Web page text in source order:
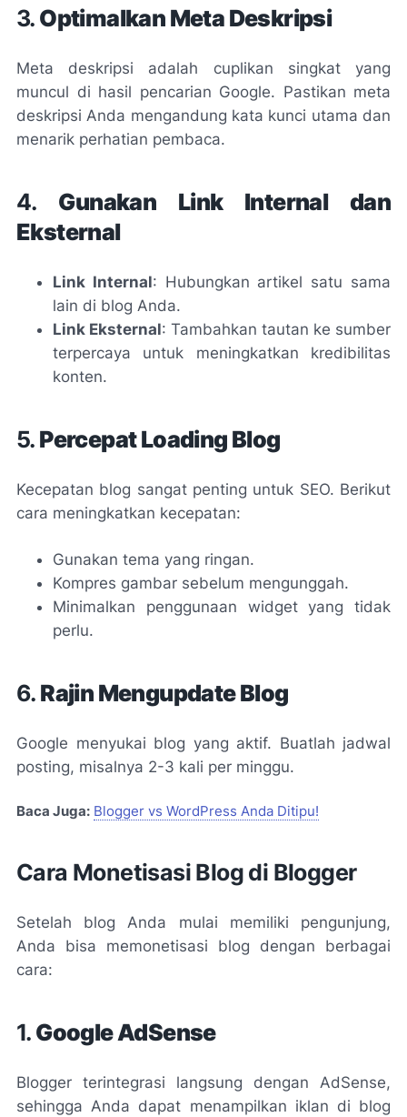
3. Optimalkan Meta Deskripsi
Meta deskripsi adalah cuplikan singkat yang
muncul di hasil pencarian Google. Pastikan meta
deskripsi Anda mengandung kata kunci utama dan
menarik perhatian pembaca.
4. Gunakan Link Internal dan
Eksternal
Link Internal: Hubungkan artikel satu sama
lain di blog Anda.
Link Eksternal: Tambahkan tautan ke sumber
terpercaya untuk meningkatkan kredibilitas
konten.
5. Percepat Loading Blog
Kecepatan blog sangat penting untuk SEO. Berikut
cara meningkatkan kecepatan:
Gunakan tema yang ringan.
Kompres gambar sebelum mengunggah.
Minimalkan penggunaan widget yang tidak
perlu.
6. Rajin Mengupdate Blog
Google menyukai blog yang aktif. Buatlah jadwal
posting, misalnya 2-3 kali per minggu.
Baca Juga: Blogger vs WordPress Anda Ditipu!
Cara Monetisasi Blog di Blogger
Setelah blog Anda mulai memiliki pengunjung,
Anda bisa memonetisasi blog dengan berbagai
cara:
1. Google AdSense
Blogger terintegrasi langsung dengan AdSense,
sehingga Anda dapat menampilkan iklan di blog